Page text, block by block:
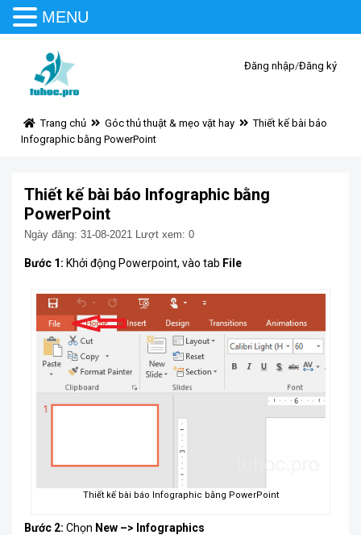
Đăng nhập/Đăng ký
Trang chủ Góc thủ thuật & mẹo vặt hay
Thiết kế bài báo
Infographic bằng PowerPoint
Thiết kế bài báo Infographic bằng
PowerPoint
Ngày đăng: 31-08-2021 Lượt xem: 0
Bước 1: Khởi động Powerpoint, vào tab File
Thiết kế bài báo Infographic bằng PowerPoint
Bước 2: Chọn New –> Infographics
MENU